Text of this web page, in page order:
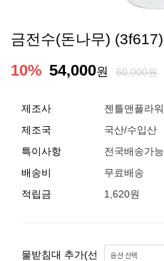
금전수(돈나무) (3f617)
10% 54,000원 60,000원
제조사
젠틀맨플라워
제조국
국산/수입산
특이사항
전국배송가능
배송비
무료배송
적립금
1,620원
물받침대 추가(선